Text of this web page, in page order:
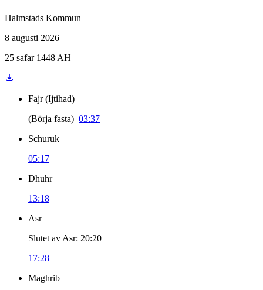
Halmstads Kommun
8 augusti 2026
25 safar 1448 AH
Fajr (Ijtihad)
(Börja fasta) 03:37
Schuruk
05:17
Dhuhr
13:18
Asr
Slutet av Asr: 20:20
17:28
Maghrib